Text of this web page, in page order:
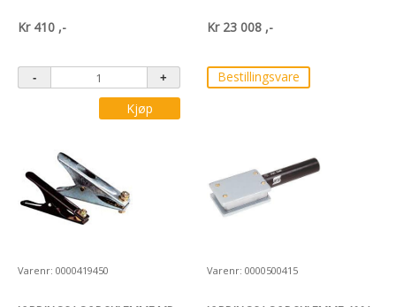
Kr 410 ,-
Kjøp
Kr 23 008 ,-
Bestillingsvare
Varenr: 0000419450 Varenr: 0000500415